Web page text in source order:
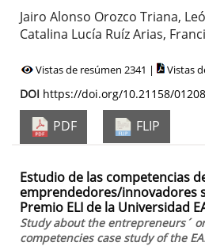
Jairo Alonso Orozco Triana,
Catalina Lucía Ruíz Arias,
Vistas de resúmen 2341 | Vistas
DOI https://doi.org/10.21158/
PDF FLIP
Estudio de las competencias
emprendedores/innovadores
Premio ELI de la Universidad
Study about the entrepreneurs´
competencies case study of the